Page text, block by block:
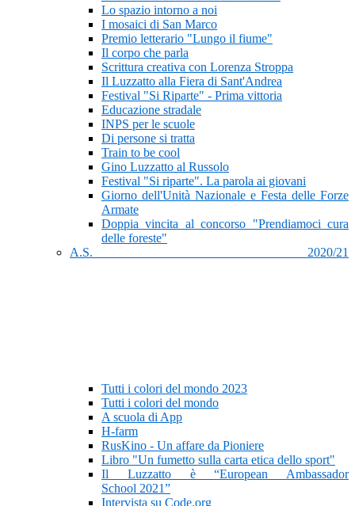
Lo spazio intorno a noi
I mosaici di San Marco
Premio letterario "Lungo il fiume"
Il corpo che parla
Scrittura creativa con Lorenza Stroppa
Il Luzzatto alla Fiera di Sant'Andrea
Festival "Si Riparte" - Prima vittoria
Educazione stradale
INPS per le scuole
Di persone si tratta
Train to be cool
Gino Luzzatto al Russolo
Festival "Si riparte". La parola ai giovani
Giorno dell'Unità Nazionale e Festa delle Forze
Armate
Doppia vincita al concorso "Prendiamoci cura
delle foreste"
A.S. 2020/21
Tutti i colori del mondo 2023
Tutti i colori del mondo
A scuola di App
H-farm
RusKino - Un affare da Pioniere
Libro "Un fumetto sulla carta etica dello sport"
Il Luzzatto è “European Ambassador
School 2021”
Intervista su Code.org